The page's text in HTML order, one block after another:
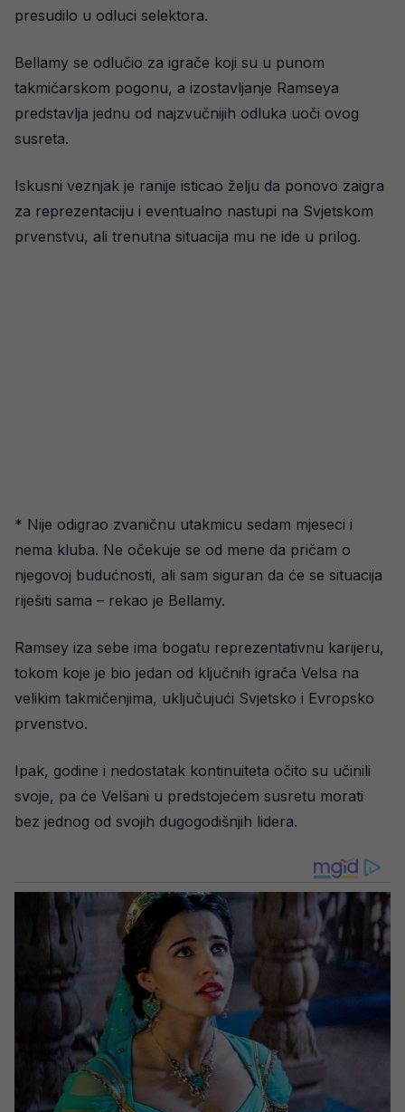
presudilo u odluci selektora.
Bellamy se odlučio za igrače koji su u punom
takmičarskom pogonu, a izostavljanje Ramseya
predstavlja jednu od najzvučnijih odluka uoči ovog
susreta.
Iskusni veznjak je ranije isticao želju da ponovo zaigra
za reprezentaciju i eventualno nastupi na Svjetskom
prvenstvu, ali trenutna situacija mu ne ide u prilog.
* Nije odigrao zvaničnu utakmicu sedam mjeseci i
nema kluba. Ne očekuje se od mene da pričam o
njegovoj budućnosti, ali sam siguran da će se situacija
riješiti sama – rekao je Bellamy.
Ramsey iza sebe ima bogatu reprezentativnu karijeru,
tokom koje je bio jedan od ključnih igrača Velsa na
velikim takmičenjima, uključujući Svjetsko i Evropsko
prvenstvo.
Ipak, godine i nedostatak kontinuiteta očito su učinili
svoje, pa će Velšani u predstojećem susretu morati
bez jednog od svojih dugogodišnjih lidera.